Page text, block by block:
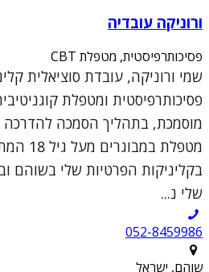
ורוניקה עובדיה
פסיכותרפיסטית, מטפלת CBT
מטפלת
בקליניקות הפרטיות שלי בשוהם
שלי נ...
052-8459986
שוהם, ישראל